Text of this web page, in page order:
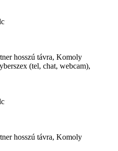
hosszú távra, Komoly
(tel, chat, webcam),
hosszú távra, Komoly